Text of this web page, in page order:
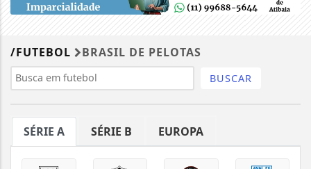
/FUTEBOL BRASIL DE PELOTAS
BUSCAR
SÉRIE A SÉRIE B EUROPA